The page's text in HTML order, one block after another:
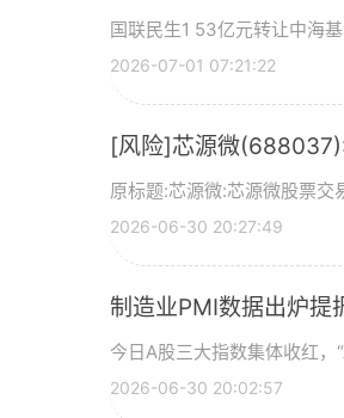
国联民生1 53亿元转让中海
2026-07-01 07:21:22
[风险]芯源微
原标题:芯源微:芯源微股票交
2026-06-30 20:27:49
制造业PMI数据出炉提
今日A股三大指数集体收红，
2026-06-30 20:02:57